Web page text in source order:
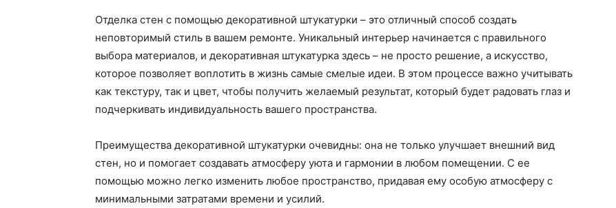
Отделка стен с помощью декоративной штукатурки – это отличный способ создать
неповторимый стиль в вашем ремонте. Уникальный интерьер начинается с правильного
выбора материалов, и декоративная штукатурка здесь – не просто решение, а искусство,
которое позволяет воплотить в жизнь самые смелые идеи. В этом процессе важно учитывать
как текстуру, так и цвет, чтобы получить желаемый результат, который будет радовать глаз и
подчеркивать индивидуальность вашего пространства.
Преимущества декоративной штукатурки очевидны: она не только улучшает внешний вид
стен, но и помогает создавать атмосферу уюта и гармонии в любом помещении. С ее
помощью можно легко изменить любое пространство, придавая ему особую атмосферу с
минимальными затратами времени и усилий.